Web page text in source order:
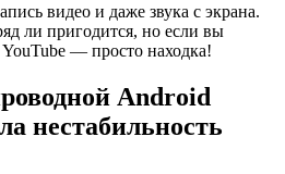
видео и даже звука с экрана.
ли пригодится, но если вы
— просто находка!
Android
нестабильность